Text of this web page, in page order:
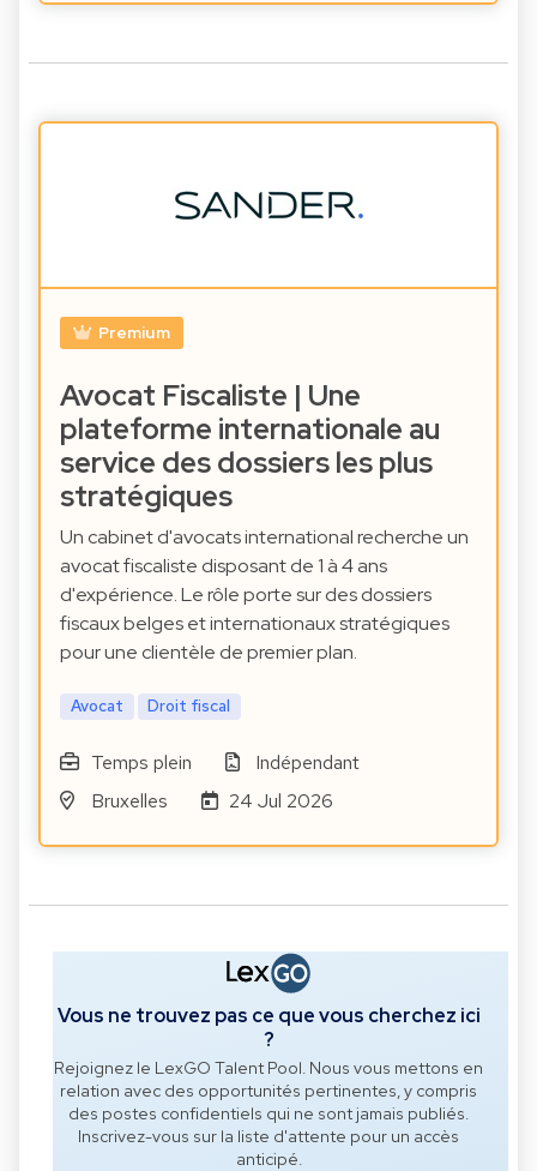
Premium
Avocat Fiscaliste | Une
plateforme internationale au
service des dossiers les plus
stratégiques
Un cabinet d'avocats international recherche un
avocat fiscaliste disposant de 1 à 4 ans
d'expérience. Le rôle porte sur des dossiers
fiscaux belges et internationaux stratégiques
pour une clientèle de premier plan.
Avocat Droit fiscal
Temps plein
Indépendant
Bruxelles
24 Jul 2026
Vous ne trouvez pas ce que vous cherchez ici
?
Rejoignez le LexGO Talent Pool. Nous vous mettons en
relation avec des opportunités pertinentes, y compris
des postes confidentiels qui ne sont jamais publiés.
Inscrivez-vous sur la liste d'attente pour un accès
anticipé.